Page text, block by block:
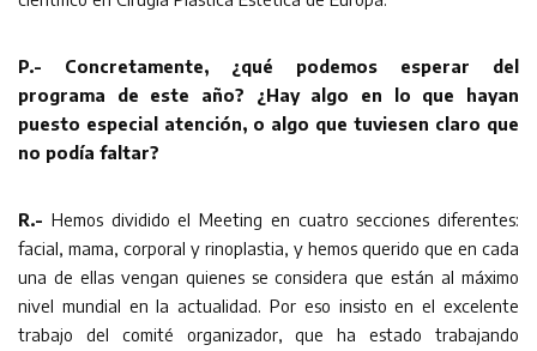
P.- Concretamente, ¿qué podemos esperar del
programa de este año? ¿Hay algo en lo que hayan
puesto especial atención, o algo que tuviesen claro que
no podía faltar?
R.- Hemos dividido el Meeting en cuatro secciones diferentes:
facial, mama, corporal y rinoplastia, y hemos querido que en cada
una de ellas vengan quienes se considera que están al máximo
nivel mundial en la actualidad. Por eso insisto en el excelente
trabajo del comité organizador, que ha estado trabajando